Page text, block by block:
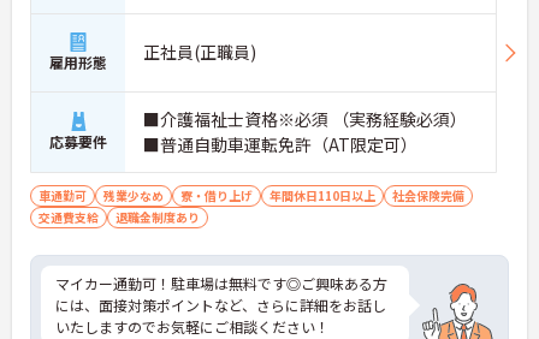
雇用形態 正社員(正職員)
応募要件
■介護福祉士資格※必須 （実務経験必須）
■普通自動車運転免許（AT限定可）
車通勤可 残業少なめ 寮・借り上げ 年間休日110日以上
社会保険完備
交通費支給
退職金制度あり
マイカー通勤可！駐車場は無料です◎ご興味ある方
には、面接対策ポイントなど、さらに詳細をお話し
いたしますのでお気軽にご相談ください！